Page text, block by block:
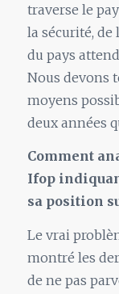
traverse le
la sécurité, de
du pays
Nous devons
moyens
deux années
Comment
Ifop
sa position
Le vrai
montré les
de ne pas